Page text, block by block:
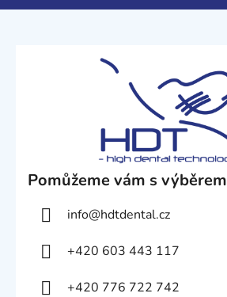
Pomůžeme vám s výběrem
info@hdtdental.cz
+420 603 443 117
+420 776 722 742